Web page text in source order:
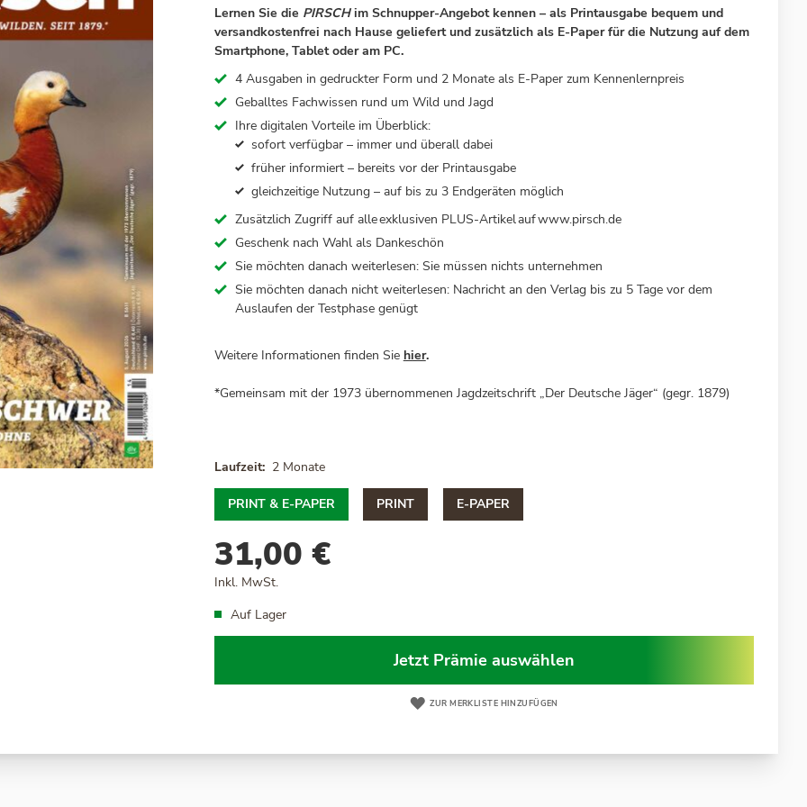
Lernen Sie die PIRSCHim Schnupper-Angebot kennen– als Printausgabe bequem und
versandkostenfrei nach Hause geliefert und zusätzlich als E-Paper für die Nutzung auf dem
Smartphone, Tablet oder am PC.
4 Ausgaben in gedruckter Form und 2 Monate als E-Paper zum Kennenlernpreis
Geballtes Fachwissen rund um Wild und Jagd
Ihre digitalen Vorteile im Überblick:
sofort verfügbar – immer und überall dabei
früher informiert – bereits vor der Printausgabe
gleichzeitige Nutzung – auf bis zu 3 Endgeräten möglich
Zusätzlich Zugriff auf alleexklusiven PLUS-Artikelaufwww.pirsch.de
Geschenk nach Wahl als Dankeschön
Sie möchten danach weiterlesen: Sie müssen nichts unternehmen
Sie möchten danach nicht weiterlesen: Nachricht an den Verlag bis zu 5 Tage vor dem
Auslaufen der Testphase genügt
Weitere Informationen finden Sie hier.
*Gemeinsam mit der 1973 übernommenen Jagdzeitschrift „Der Deutsche Jäger“ (gegr. 1879)
Laufzeit 2 Monate
PRINT & E-PAPER PRINT E-PAPER
31,00 €
Inkl. MwSt.
Auf Lager
Jetzt Prämie auswählen
ZUR MERKLISTE HINZUFÜGEN